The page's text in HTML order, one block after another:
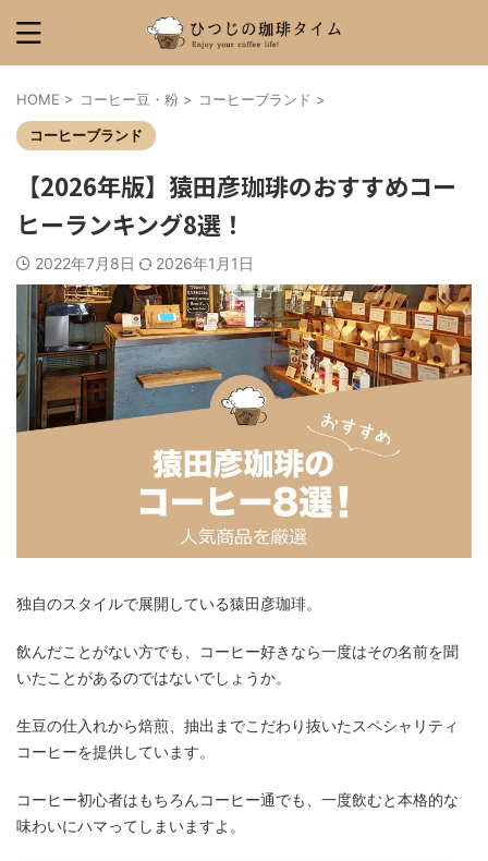
HOME > コーヒー豆・粉 > コーヒーブランド >
コーヒーブランド
【2026年版】猿田彦珈琲のおすすめコー
ヒーランキング8選！
2022年7月8日 2026年1月1日
独自のスタイルで展開している猿田彦珈琲。
飲んだことがない方でも、コーヒー好きなら一度はその名前を聞
いたことがあるのではないでしょうか。
生豆の仕入れから焙煎、抽出までこだわり抜いたスペシャリティ
コーヒーを提供しています。
コーヒー初心者はもちろんコーヒー通でも、一度飲むと本格的な
味わいにハマってしまいますよ。